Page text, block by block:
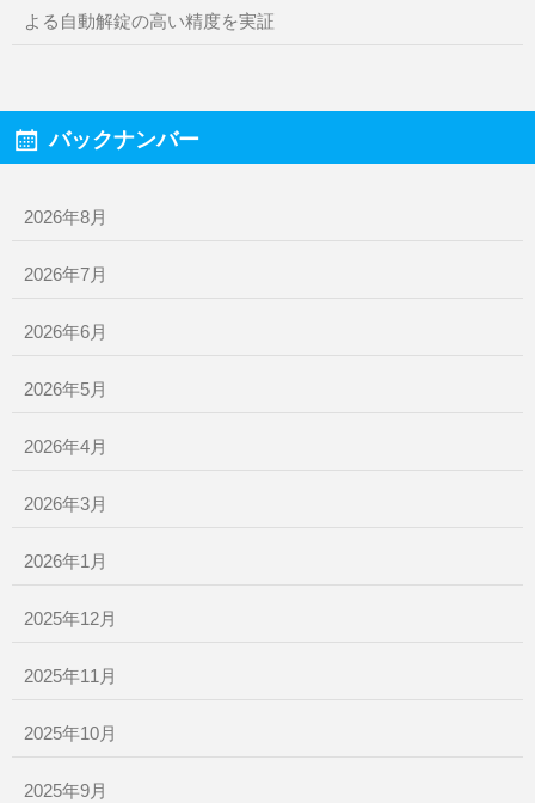
よる自動解錠の高い精度を実証
バックナンバー
2026年8月
2026年7月
2026年6月
2026年5月
2026年4月
2026年3月
2026年1月
2025年12月
2025年11月
2025年10月
2025年9月